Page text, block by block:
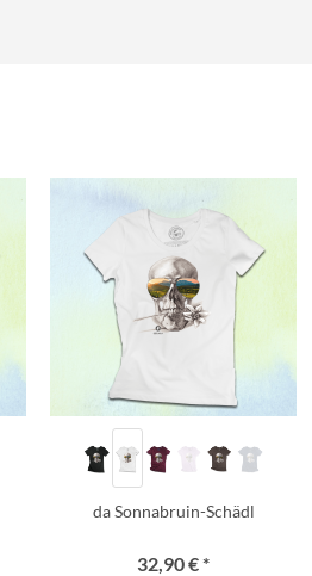
da Sonnabruin-Schädl
32,90 € *